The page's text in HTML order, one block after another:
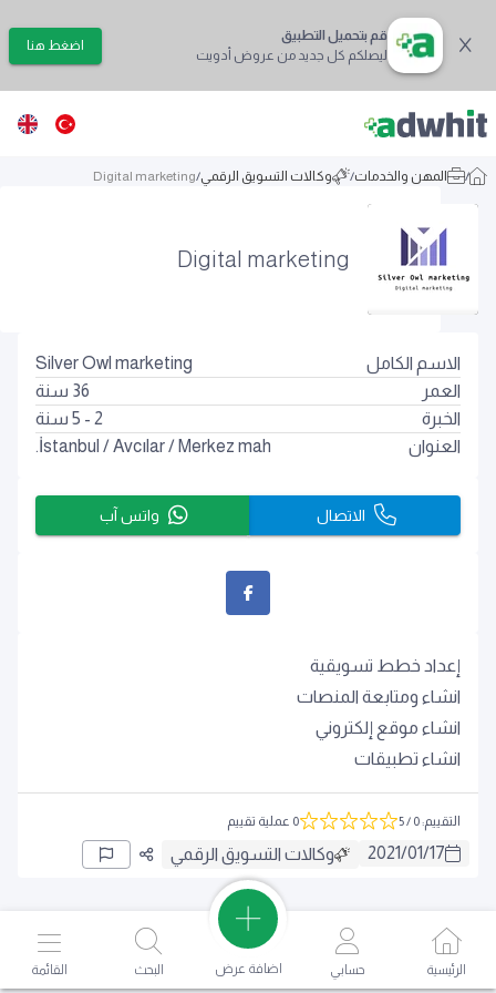
قم بتحميل التطبيق
ليصلكم كل جديد من عروض أدويت
اضغط هنا
/ المهن والخدمات/ وكالات التسويق الرقمي/
Digital marketing
Digital marketing
إعداد خطط تسويقية
انشاء ومتابعة المنصات
انشاء موقع إلكتروني
انشاء تطبيقات
التقييم:
0
/ 5 0 عملية تقييم
2021/01/17 وكالات التسويق الرقمي
الاسم الكامل
Silver Owl marketing
العمر
36 سنة
الخبرة
2 - 5 سنة
العنوان
İstanbul /Avcılar/ Merkez mah.
الاتصال واتس آب
الرئيسية حسابي اضافة عرض البحث القائمة